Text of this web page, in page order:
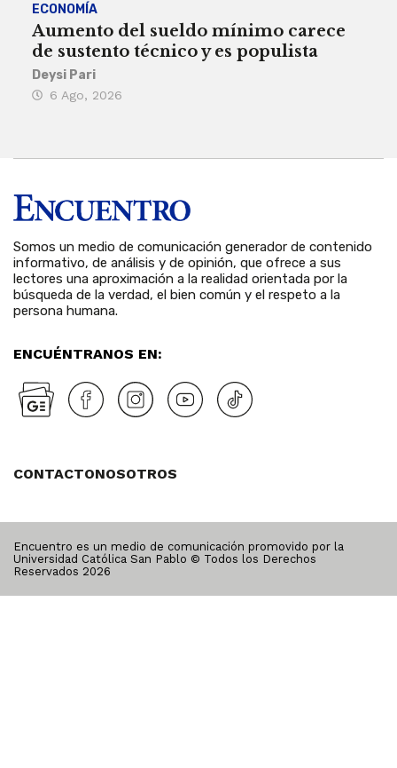
ECONOMÍA
Aumento del sueldo mínimo carece
de sustento técnico y es populista
Deysi Pari
6 Ago, 2026
Somos un medio de comunicación generador de contenido
informativo, de análisis y de opinión, que ofrece a sus
lectores una aproximación a la realidad orientada por la
búsqueda de la verdad, el bien común y el respeto a la
persona humana.
ENCUÉNTRANOS EN:
CONTACTONOSOTROS
Encuentro es un medio de comunicación promovido por la
Universidad Católica San Pablo © Todos los Derechos
Reservados 2026